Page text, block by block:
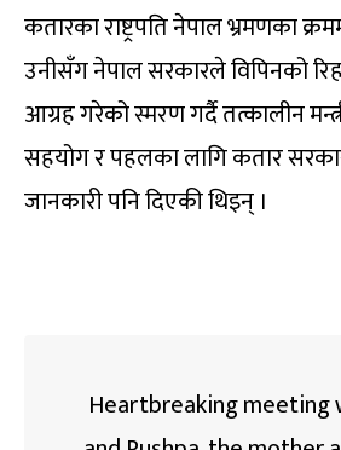
कतारका राष्ट्रपति नेपाल भ्रमणका
उनीसँग नेपाल सरकारले विपिनको
आग्रह गरेको स्मरण गर्दै तत्कालीन
सहयोग र पहलका लागि कतार
जानकारी पनि दिएकी थिइन् ।
Heartbreaking meeting